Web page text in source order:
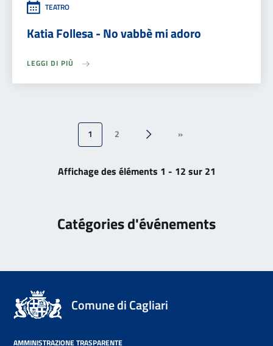
TEATRO
Katia Follesa - No vabbè mi adoro
LEGGI DI PIÙ
1 2 ›› »Ultima »
Affichage des éléments 1 - 12 sur 21
Catégories d'événements
Comune di Cagliari
AMMINISTRAZIONE TRASPARENTE